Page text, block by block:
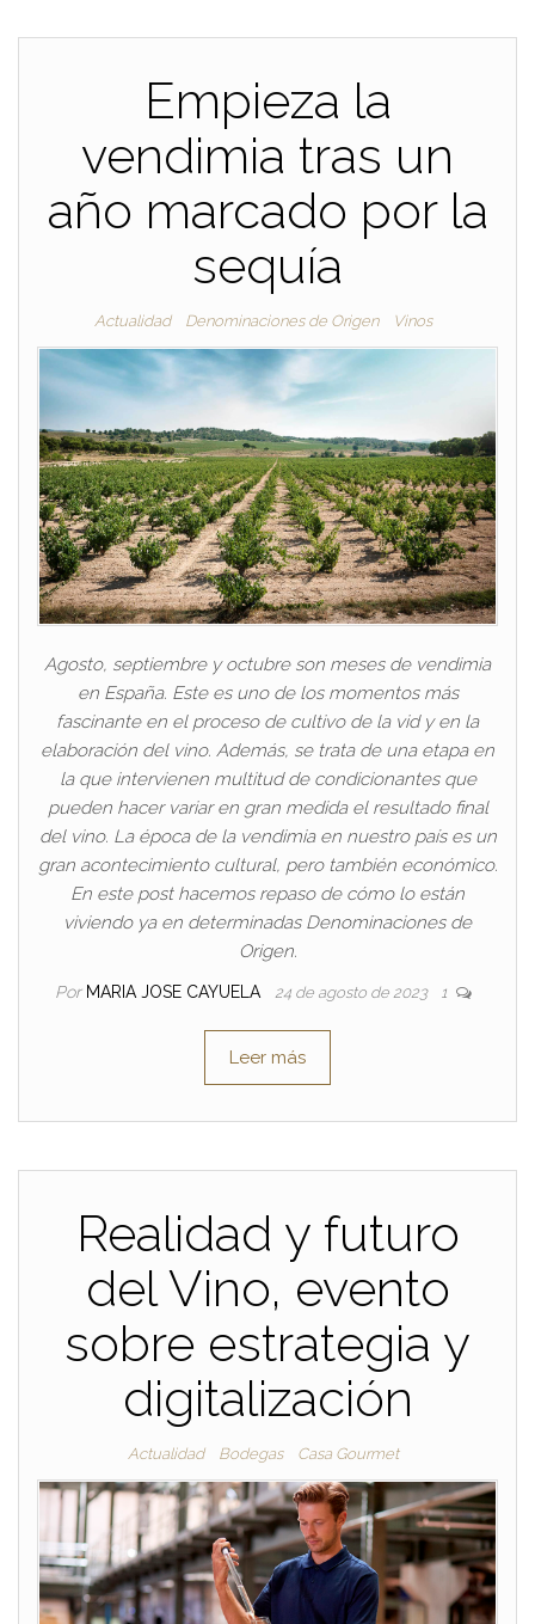
Empieza la
vendimia tras un
año marcado por la
sequía
Actualidad Denominaciones de Origen Vinos
Agosto, septiembre y octubre son meses de vendimia
en España. Este es uno de los momentos más
fascinante en el proceso de cultivo de la vid y en la
elaboración del vino. Además, se trata de una etapa en
la que intervienen multitud de condicionantes que
pueden hacer variar en gran medida el resultado final
del vino. La época de la vendimia en nuestro país es un
gran acontecimiento cultural, pero también económico.
En este post hacemos repaso de cómo lo están
viviendo ya en determinadas Denominaciones de
Origen.
Por MARIA JOSE CAYUELA 24 de agosto de 2023 1
Leer más
Realidad y futuro
del Vino, evento
sobre estrategia y
digitalización
Actualidad Bodegas Casa Gourmet